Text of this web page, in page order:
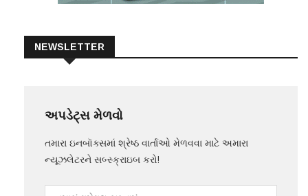
NEWSLETTER
અપડેટ્સ મેળવો
તમારા ઇનબૉક્સમાં શ્રેષ્ઠ વાર્તાઓ મેળવવા માટે અમારા
ન્યૂઝલેટરને સબ્સ્ક્રાઇબ કરો!